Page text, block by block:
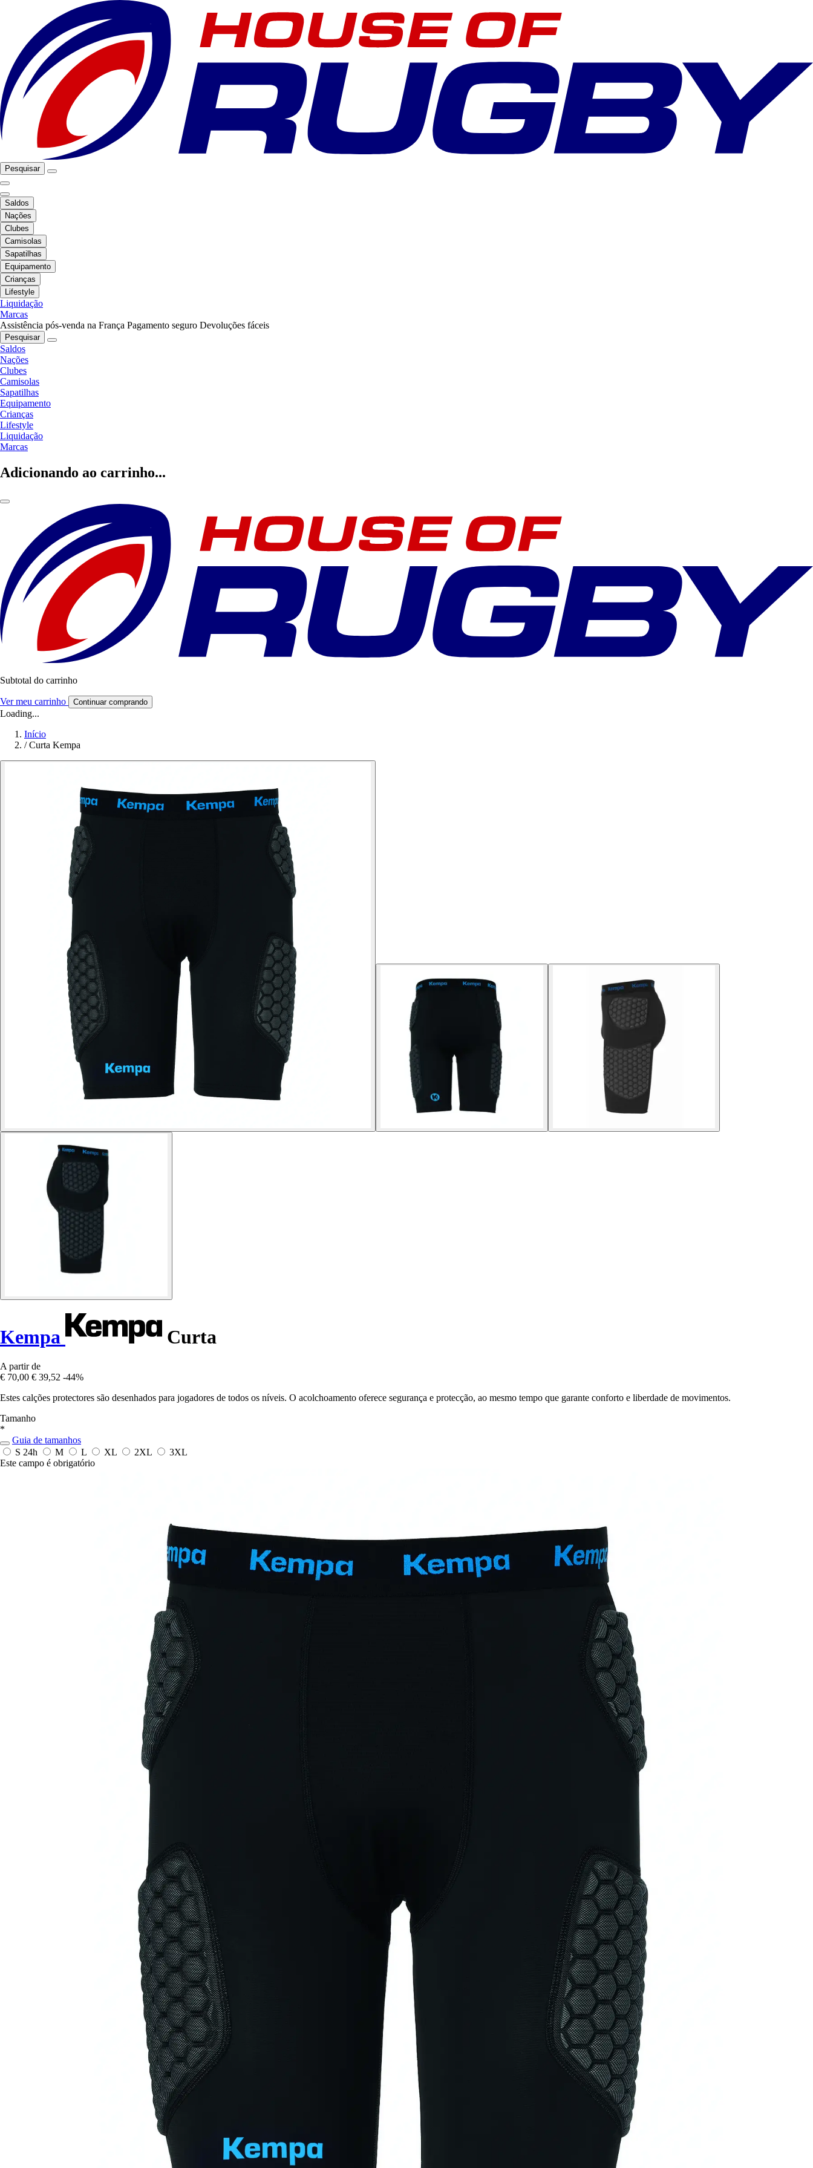
Pesquisar
Saldos
Nações
Clubes
Camisolas
Sapatilhas
Equipamento
Crianças
Lifestyle
Liquidação
Marcas
Assistência pós-venda na França Pagamento seguro Devoluções fáceis
Pesquisar
Saldos
Nações
Clubes
Camisolas
Sapatilhas
Equipamento
Crianças
Lifestyle
Liquidação
Marcas
Adicionando ao carrinho...
Subtotal do carrinho
Ver meu carrinho Continuar comprando
Loading...
Início
/ Curta Kempa
Kempa Curta
A partir de
€ 70,00 € 39,52 -44%
Estes calções protectores são desenhados para jogadores de todos os níveis. O acolchoamento oferece segurança e protecção, ao mesmo tempo que garante conforto e liberdade de movimentos.
Tamanho
*
Guia de tamanhos
S 24h M L XL 2XL
3XL
Este campo é obrigatório